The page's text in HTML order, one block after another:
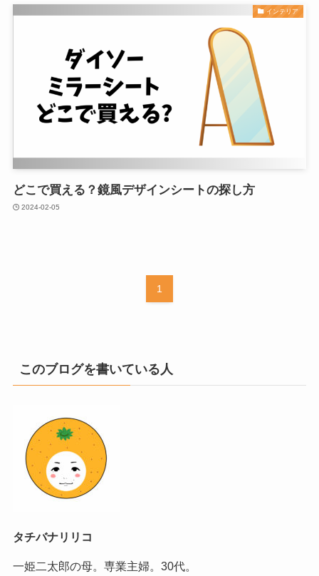
インテリア
どこで買える？鏡風デザインシートの探し方
2024-02-05
1
このブログを書いている人
タチバナリリコ
一姫二太郎の母。専業主婦。30代。